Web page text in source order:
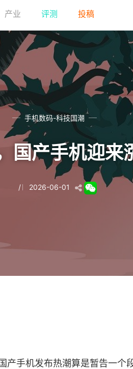
产业 评测 投稿
手机数码-科技国潮
国产手机迎来
/ 2026-06-01
产手机发布热潮算是暂告一个